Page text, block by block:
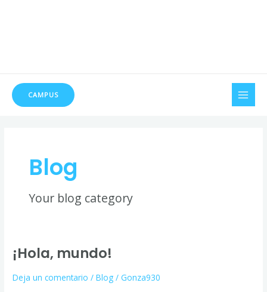
CAMPUS
Blog
Your blog category
¡Hola, mundo!
Deja un comentario /Blog / Gonza930
¡Hola,